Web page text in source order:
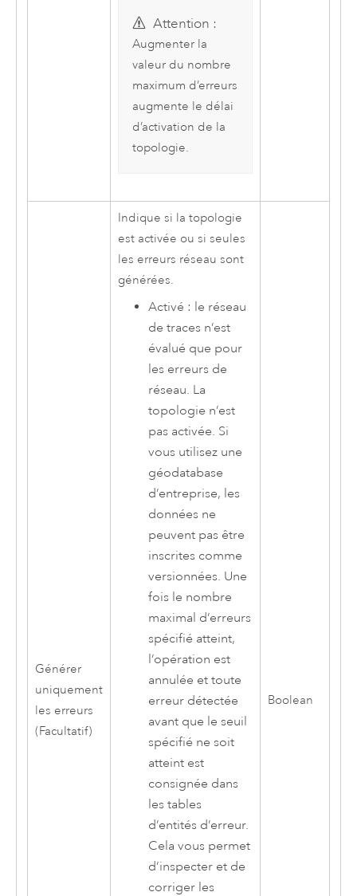
Attention :
Augmenter la
valeur du nombre
maximum d’erreurs
augmente le délai
d’activation de la
topologie.
Générer
uniquement
les erreurs
(Facultatif)
Indique si la topologie
est activée ou si seules
les erreurs réseau sont
générées.
Activé : le réseau
de traces n’est
évalué que pour
les erreurs de
réseau. La
topologie n’est
pas activée. Si
vous utilisez une
géodatabase
d’entreprise, les
données ne
peuvent pas être
inscrites comme
versionnées. Une
fois le nombre
maximal d’erreurs
spécifié atteint,
l’opération est
annulée et toute
erreur détectée
avant que le seuil
spécifié ne soit
atteint est
consignée dans
les tables
d’entités d’erreur.
Cela vous permet
d’inspecter et de
corriger les
Boolean